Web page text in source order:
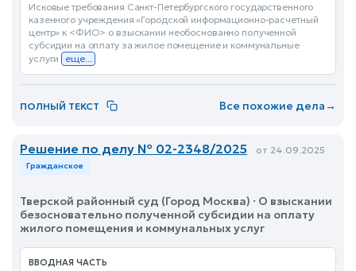
Исковые требования Санкт-Петербургского государственного
казенного учреждения «Городской информационно-расчетный
центр» к <ФИО> о взыскании необоснованно полученной
субсидии на оплату за жилое помещение и коммунальные
услуги еще...
ПОЛНЫЙ ТЕКСТ Все похожие дела→
Решение по делу № 02-2348/2025 от 24.09.2025
Гражданское
Тверской районный суд (Город Москва) · О взыскании
безосновательно полученной субсидии на оплату
жилого помещения и коммунальных услуг
ВВОДНАЯ ЧАСТЬ